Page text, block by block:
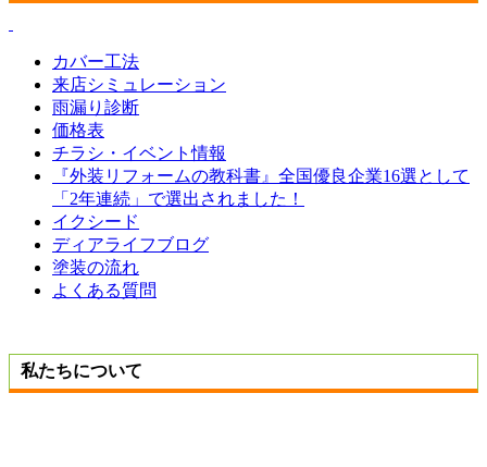
カバー工法
来店シミュレーション
雨漏り診断
価格表
チラシ・イベント情報
『外装リフォームの教科書』全国優良企業16選として
「2年連続」で選出されました！
イクシード
ディアライフブログ
塗装の流れ
よくある質問
私たちについて